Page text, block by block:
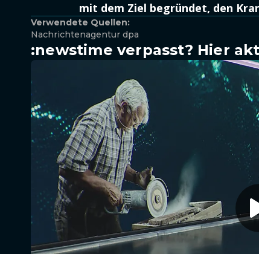
mit dem Ziel begründet, den
Verwendete Quellen:
Nachrichtenagentur dpa
:newstime verpasst? Hier